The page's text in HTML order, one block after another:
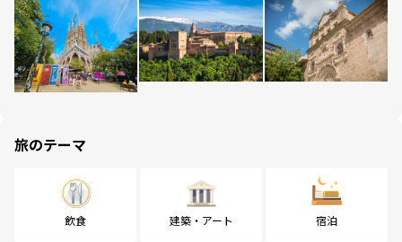
旅のテーマ
飲食 建築・アート 宿泊